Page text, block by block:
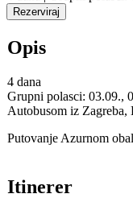
Opis
4 dana
Grupni polasci: 03.09.,
Autobusom iz
Putovanje Azurnom
Itinerer